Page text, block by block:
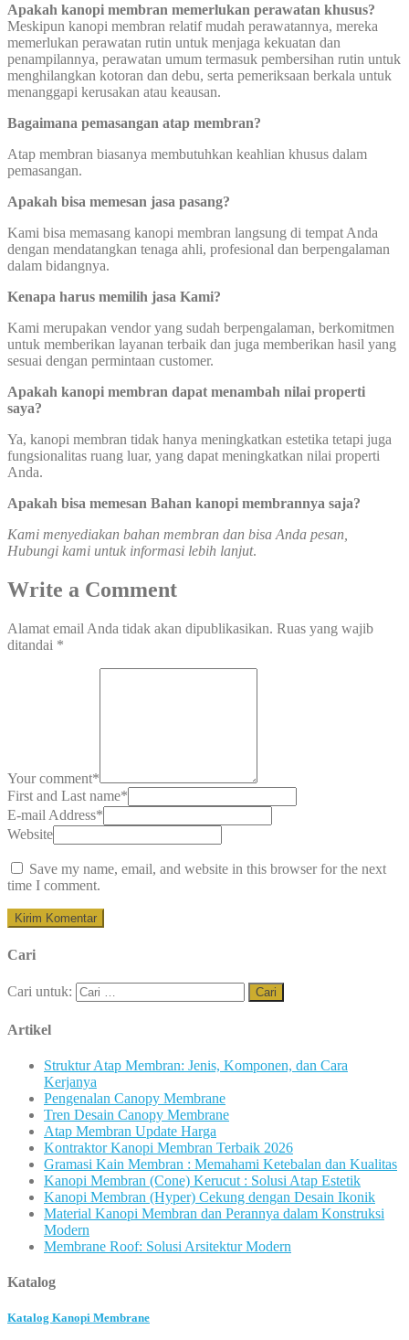
Apakah kanopi membran memerlukan perawatan khusus?
Meskipun kanopi membran relatif mudah perawatannya, mereka
memerlukan perawatan rutin untuk menjaga kekuatan dan
penampilannya, perawatan umum termasuk pembersihan rutin untuk
menghilangkan kotoran dan debu, serta pemeriksaan berkala untuk
menanggapi kerusakan atau keausan.
Bagaimana pemasangan atap membran?
Atap membran biasanya membutuhkan keahlian khusus dalam
pemasangan.
Apakah bisa memesan jasa pasang?
Kami bisa memasang kanopi membran langsung di tempat Anda
dengan mendatangkan tenaga ahli, profesional dan berpengalaman
dalam bidangnya.
Kenapa harus memilih jasa Kami?
Kami merupakan vendor yang sudah berpengalaman, berkomitmen
untuk memberikan layanan terbaik dan juga memberikan hasil yang
sesuai dengan permintaan customer.
Apakah kanopi membran dapat menambah nilai properti
saya?
Ya, kanopi membran tidak hanya meningkatkan estetika tetapi juga
fungsionalitas ruang luar, yang dapat meningkatkan nilai properti
Anda.
Apakah bisa memesan Bahan kanopi membrannya saja?
Kami menyediakan bahan membran dan bisa Anda pesan,
Hubungi kami untuk informasi lebih lanjut.
Write a Comment
Alamat email Anda tidak akan dipublikasikan. Ruas yang wajib
ditandai *
Your comment*
First and Last name*
E-mail Address*
Website
Save my name, email, and website in this browser for the next
time I comment.
Cari
Cari untuk:
Artikel
Struktur Atap Membran: Jenis, Komponen, dan Cara
Kerjanya
Pengenalan Canopy Membrane
Tren Desain Canopy Membrane
Atap Membran Update Harga
Kontraktor Kanopi Membran Terbaik 2026
Gramasi Kain Membran : Memahami Ketebalan dan Kualitas
Kanopi Membran (Cone) Kerucut : Solusi Atap Estetik
Kanopi Membran (Hyper) Cekung dengan Desain Ikonik
Material Kanopi Membran dan Perannya dalam Konstruksi
Modern
Membrane Roof: Solusi Arsitektur Modern
Katalog
Katalog Kanopi Membrane